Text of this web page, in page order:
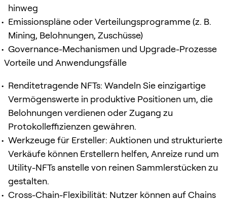
hinweg
Emissionspläne oder Verteilungsprogramme (z. B.
Mining, Belohnungen, Zuschüsse)
Governance-Mechanismen und Upgrade-Prozesse
Vorteile und Anwendungsfälle
Renditetragende NFTs: Wandeln Sie einzigartige
Vermögenswerte in produktive Positionen um, die
Belohnungen verdienen oder Zugang zu
Protokolleffizienzen gewähren.
Werkzeuge für Ersteller: Auktionen und strukturierte
Verkäufe können Erstellern helfen, Anreize rund um
Utility-NFTs anstelle von reinen Sammlerstücken zu
gestalten.
Cross-Chain-Flexibilität: Nutzer können auf Chains